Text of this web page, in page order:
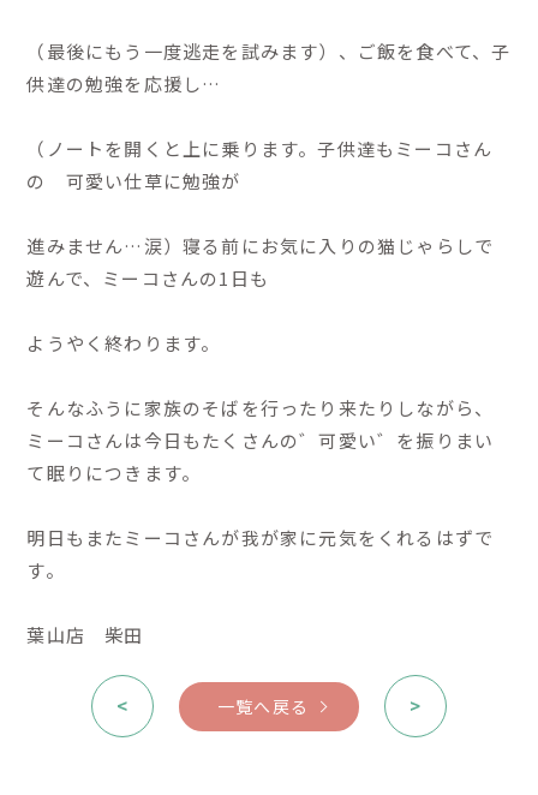
（最後にもう一度逃走を試みます）、ご飯を食べて、子
供達の勉強を応援し…
（ノートを開くと上に乗ります。子供達もミーコさん
の 可愛い仕草に勉強が
進みません…涙）寝る前にお気に入りの猫じゃらしで
遊んで、ミーコさんの1日も
ようやく終わります。
そんなふうに家族のそばを行ったり来たりしながら、
ミーコさんは今日もたくさんの゛可愛い゛を振りまい
て眠りにつきます。
明日もまたミーコさんが我が家に元気をくれるはずで
す。
葉山店 柴田
< 一覧へ戻る >